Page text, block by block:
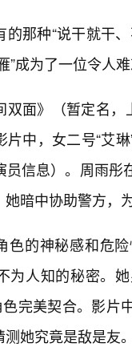
的那种“说干就干
”成为了一位令人
双面》（暂定名
片中，女二号“艾
员信息）。周雨
暗中协助警方，
色的神秘感和危
为人知的秘密。
色完美契合。影
她究竟是敌是友